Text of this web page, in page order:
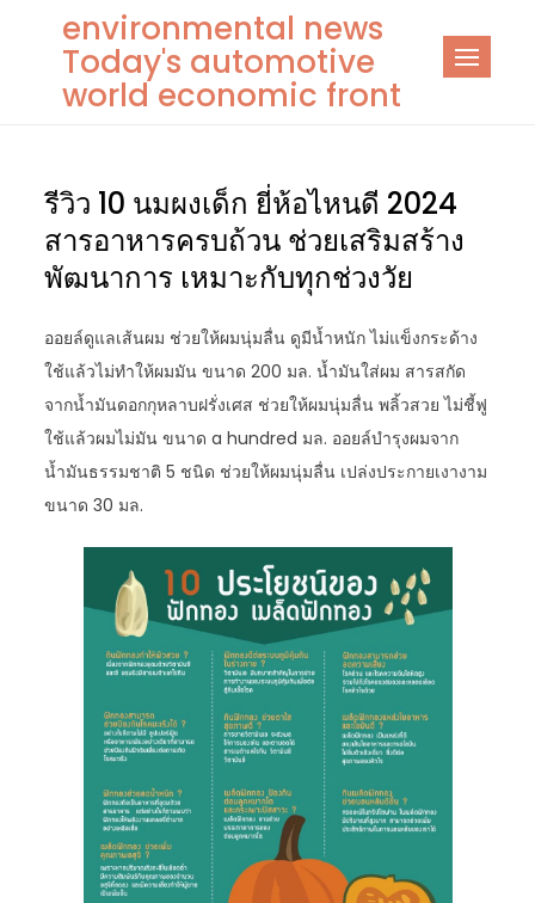
content
environmental news
Today's automotive
world economic front
รีวิว 10 นมผงเด็ก ยี่ห้อไหนดี 2024
สารอาหารครบถ้วน ช่วยเสริมสร้าง
พัฒนาการ เหมาะกับทุกช่วงวัย
ออยล์ดูแลเส้นผม ช่วยให้ผมนุ่มลื่น ดูมีน้ำหนัก ไม่แข็งกระด้าง
ใช้แล้วไม่ทำให้ผมมัน ขนาด 200 มล. น้ำมันใส่ผม สารสกัด
จากน้ำมันดอกกุหลาบฝรั่งเศส ช่วยให้ผมนุ่มลื่น พลิ้วสวย ไม่ชี้ฟู
ใช้แล้วผมไม่มัน ขนาด a hundred มล. ออยล์บำรุงผมจาก
น้ำมันธรรมชาติ 5 ชนิด ช่วยให้ผมนุ่มลื่น เปล่งประกายเงางาม
ขนาด 30 มล.